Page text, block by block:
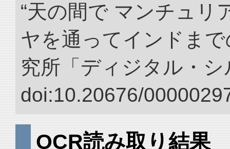
“天の間で マンチュリ
ヤを通ってインドま
究所「ディジタル・
doi:10.20676/
OCR読み取り結果